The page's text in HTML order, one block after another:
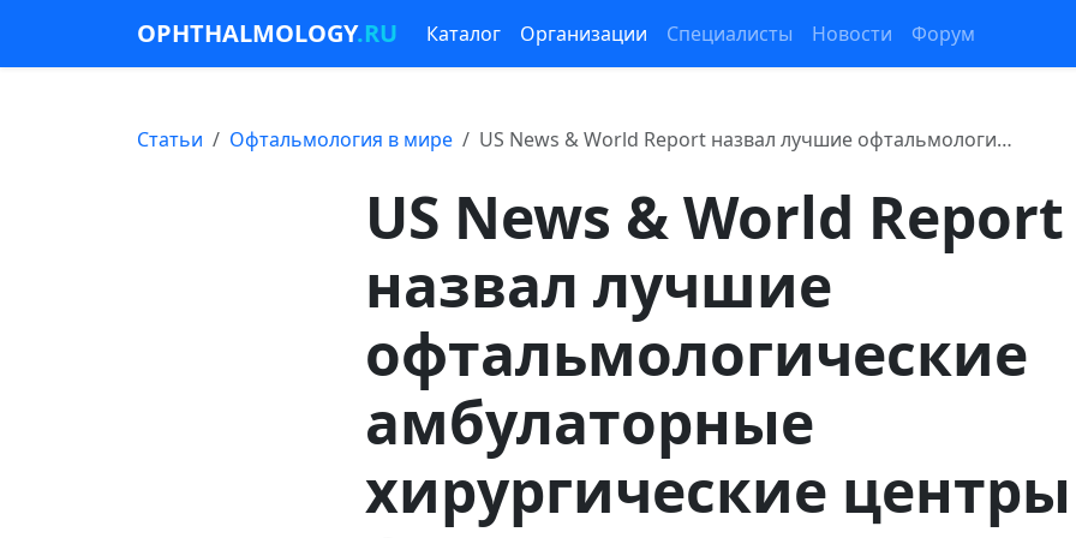
OPHTHALMOLOGY.RU Каталог Организации Специалисты Новости Форум
Статьи Офтальмология в мире US News & World Report назвал лучшие офтальмологи…
US News & World Report
назвал лучшие
офтальмологические
амбулаторные
хирургические